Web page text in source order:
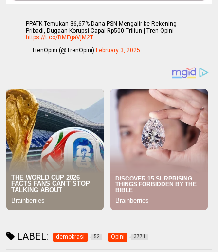
PPATK Temukan 36,67% Dana PSN Mengalir ke Rekening
Pribadi, Dugaan Korupsi Capai Rp500 Triliun | Tren Opini
https://t.co/BMFgaVjM2T
— TrenOpini (@TrenOpini) February 3, 2025
LABEL: demokrasi 52 Opini 3771